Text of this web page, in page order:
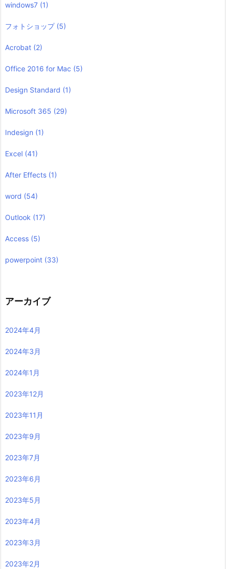
windows7 (1)
フォトショップ (5)
Acrobat (2)
Office 2016 for Mac (5)
Design Standard (1)
Microsoft 365 (29)
Indesign (1)
Excel (41)
After Effects (1)
word (54)
Outlook (17)
Access (5)
powerpoint (33)
アーカイブ
2024年4月
2024年3月
2024年1月
2023年12月
2023年11月
2023年9月
2023年7月
2023年6月
2023年5月
2023年4月
2023年3月
2023年2月